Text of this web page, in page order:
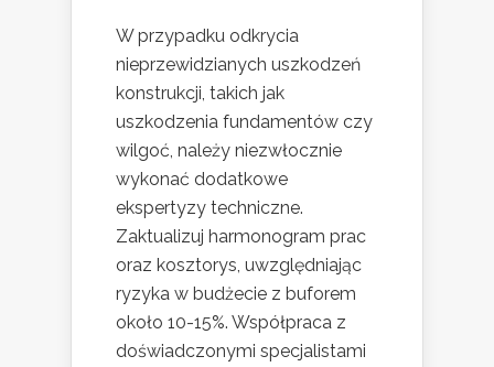
W przypadku odkrycia
nieprzewidzianych uszkodzeń
konstrukcji, takich jak
uszkodzenia fundamentów czy
wilgoć, należy niezwłocznie
wykonać dodatkowe
ekspertyzy techniczne.
Zaktualizuj harmonogram prac
oraz kosztorys, uwzględniając
ryzyka w budżecie z buforem
około 10-15%. Współpraca z
doświadczonymi specjalistami